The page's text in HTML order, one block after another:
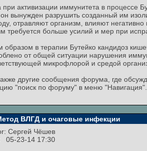
при активизации иммунитета в процессе
вынужден разрушить созданный им
отравляют организм, влияют
требуется больше усилий и мер при
образом в терапии Бутейко кандидоз
от общей ситуации нарушения
микрофлорой и средой
другие сообщения форума, где
"поиск по форуму" в меню "Навигация".
ВЛГД и очаговые инфекции
Сергей Чёшев
05-23-14 17:30